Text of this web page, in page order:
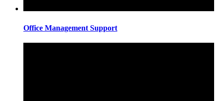
Office Management Support